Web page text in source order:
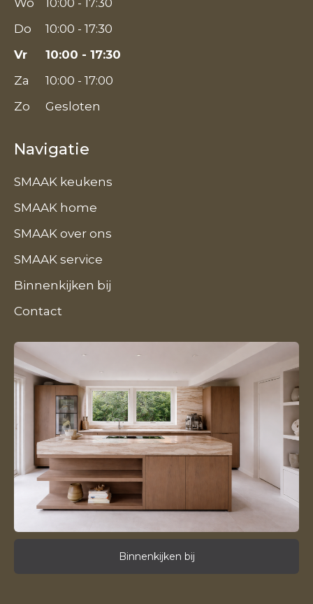
Wo
10:00 - 17:30
Do
10:00 - 17:30
Vr
10:00 - 17:30
Za
10:00 - 17:00
Zo
Gesloten
Navigatie
SMAAK keukens
SMAAK home
SMAAK over ons
SMAAK service
Binnenkijken bij
Contact
Binnenkijken bij